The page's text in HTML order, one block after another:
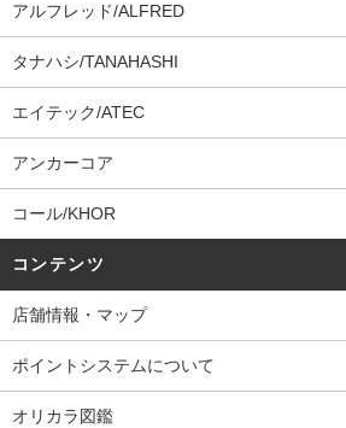
アルフレッド/ALFRED
タナハシ/TANAHASHI
エイテック/ATEC
アンカーコア
コール/KHOR
コンテンツ
店舗情報・マップ
ポイントシステムについて
オリカラ図鑑